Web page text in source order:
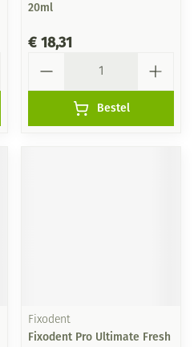
20ml
€ 18,31
Bestel
Fixodent
Fixodent Pro Ultimate Fresh